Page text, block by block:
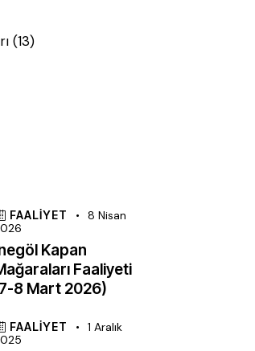
(13)
FAALIYET
8 Nisan
Kapan
Faaliyeti
8 Mart 2026)
FAALIYET
1 Aralık